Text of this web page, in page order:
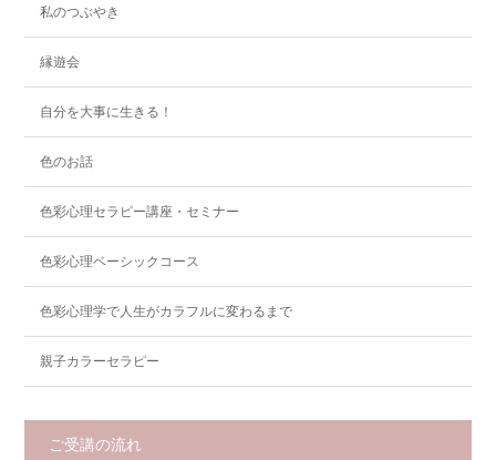
私のつぶやき
縁遊会
自分を大事に生きる！
色のお話
色彩心理セラピー講座・セミナー
色彩心理ベーシックコース
色彩心理学で人生がカラフルに変わるまで
親子カラーセラピー
ご受講の流れ